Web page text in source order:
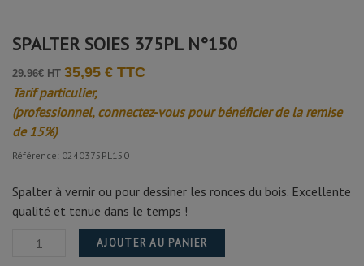
SPALTER SOIES 375PL N°150
29.96€ HT 35,95 € TTC
Tarif particulier,
(professionnel, connectez-vous pour bénéficier de la remise
de 15%)
Référence: 0240375PL150
Spalter à vernir ou pour dessiner les ronces du bois. Excellente
qualité et tenue dans le temps !
AJOUTER AU PANIER